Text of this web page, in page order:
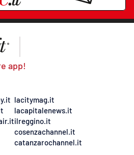
app!
lacitymag.it
lacapitalenews.it
ilreggino.it
cosenzachannel.it
catanzarochannel.it